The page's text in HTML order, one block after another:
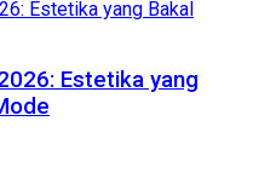
Estetika yang